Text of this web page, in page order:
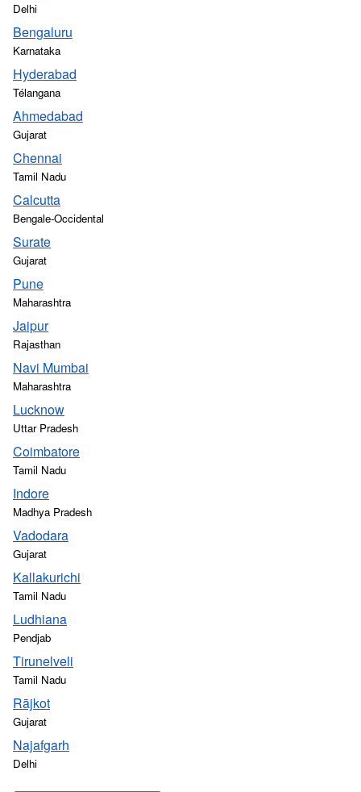
Delhi
Bengaluru
Karnataka
Hyderabad
Télangana
Ahmedabad
Gujarat
Chennai
Tamil Nadu
Calcutta
Bengale-Occidental
Surate
Gujarat
Pune
Maharashtra
Jaipur
Rajasthan
Navi Mumbai
Maharashtra
Lucknow
Uttar Pradesh
Coimbatore
Tamil Nadu
Indore
Madhya Pradesh
Vadodara
Gujarat
Kallakurichi
Tamil Nadu
Ludhiana
Pendjab
Tirunelveli
Tamil Nadu
Rājkot
Gujarat
Najafgarh
Delhi